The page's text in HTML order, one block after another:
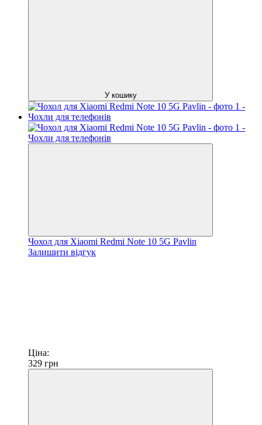
У кошику
Чохол для Xiaomi Redmi Note 10 5G Pavlin
Залишити відгук
Ціна:
329 грн